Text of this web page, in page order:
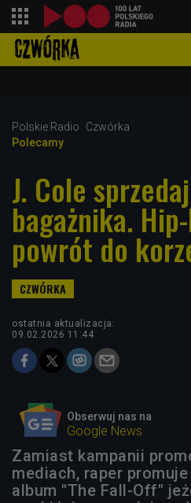
Polskie Radio
Czwórka
Polecamy
J. Cole
bagażnika.
powrót do
ostatnia aktualizacja:
09.02.2026 11:44
Obserwuj nas na
Google News
Zamiast kampanii
mediach, raper
album "The Fall-Off"